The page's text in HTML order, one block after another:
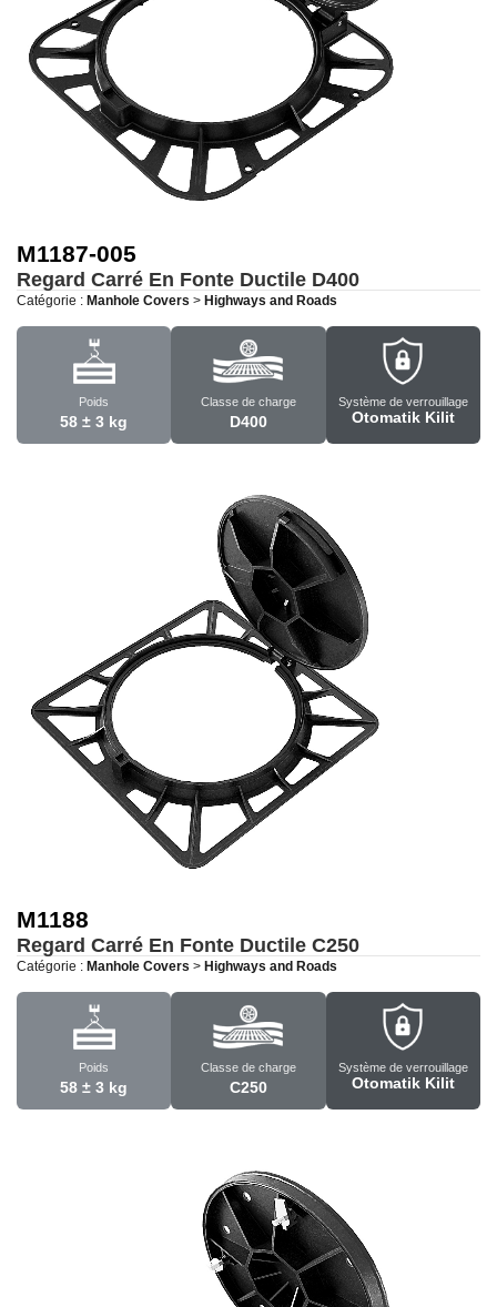
M1187-005
Regard Carré En Fonte Ductile D400
Catégorie : Manhole Covers > Highways and Roads
Poids
58 ± 3 kg
Classe de charge
D400
Système de verrouillage
Otomatik Kilit
M1188
Regard Carré En Fonte Ductile C250
Catégorie : Manhole Covers > Highways and Roads
Poids
58 ± 3 kg
Classe de charge
C250
Système de verrouillage
Otomatik Kilit